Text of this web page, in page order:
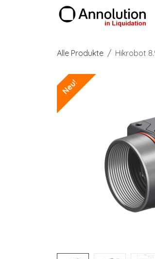
Zum Inhalt springen
Alle Produkte Hikrobot
Neu!